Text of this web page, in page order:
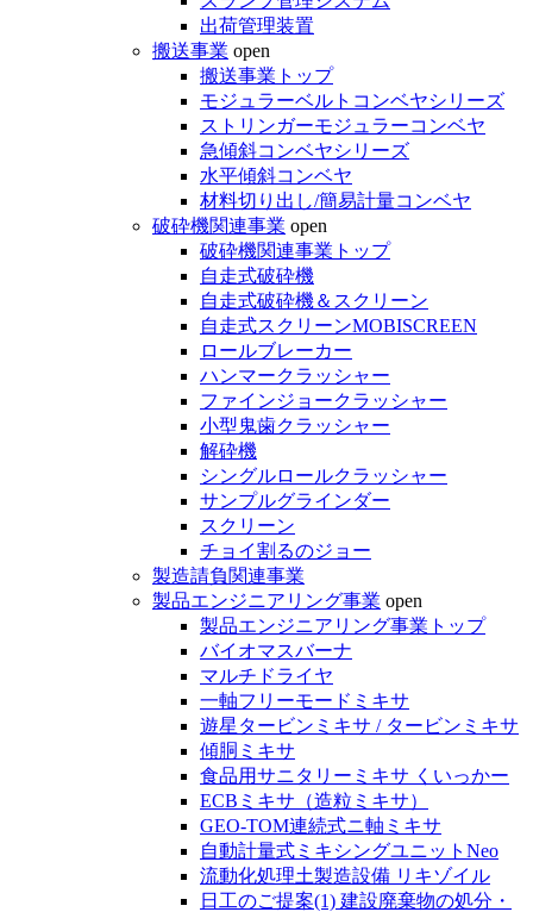
出荷管理装置
搬送事業 open
搬送事業トップ
モジュラーベルトコンベヤシリーズ
ストリンガーモジュラーコンベヤ
急傾斜コンベヤシリーズ
水平傾斜コンベヤ
材料切り出し/簡易計量コンベヤ
破砕機関連事業 open
破砕機関連事業トップ
自走式破砕機
自走式破砕機＆スクリーン
自走式スクリーンMOBISCREEN
ロールブレーカー
ハンマークラッシャー
ファインジョークラッシャー
小型鬼歯クラッシャー
解砕機
シングルロールクラッシャー
サンプルグラインダー
スクリーン
チョイ割るのジョー
製造請負関連事業
製品エンジニアリング事業 open
製品エンジニアリング事業トップ
バイオマスバーナ
マルチドライヤ
一軸フリーモードミキサ
遊星タービンミキサ / タービンミキサ
傾胴ミキサ
食品用サニタリーミキサ くいっかー
ECBミキサ（造粒ミキサ）
GEO-TOM連続式ニ軸ミキサ
自動計量式ミキシングユニットNeo
流動化処理土製造設備 リキゾイル
日工のご提案(1) 建設廃棄物の処分・